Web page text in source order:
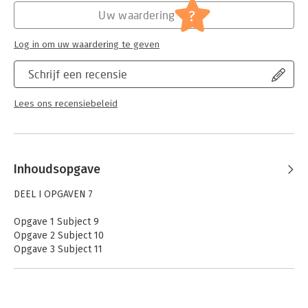
Belastingrecht algemeen
Serie:
Boom fiscale casuïstiek
Schrijf een recensie
Lees ons recensiebeleid
Uw waardering ?
Log in om uw waardering te geven
Inhoudsopgave
DEEL I OPGAVEN 7
Opgave 1 Subject 9
Opgave 2 Subject 10
Opgave 3 Subject 11